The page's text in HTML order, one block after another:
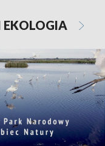
EKOLOGIA